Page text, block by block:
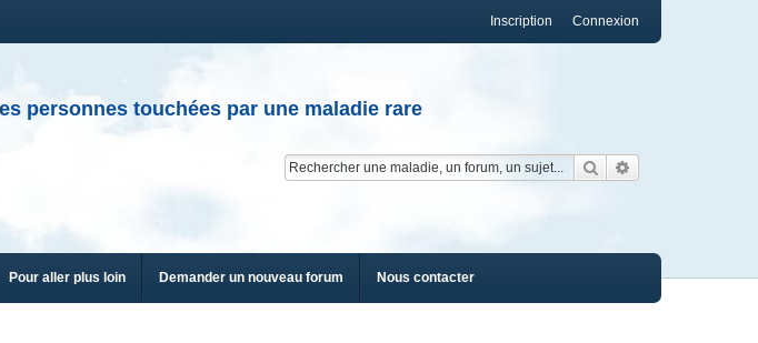
Connexion
Inscription
personnes touchées par une maladie rare
Rechercher
Pour aller plus loin Demander un nouveau forum Nous contacter